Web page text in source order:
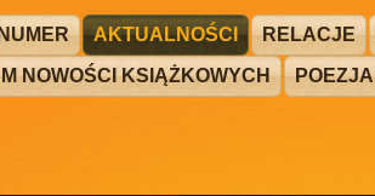
AKTUALNOŚCI RELACJE
NOWOŚCI KSIĄŻKOWYCH
POEZJA